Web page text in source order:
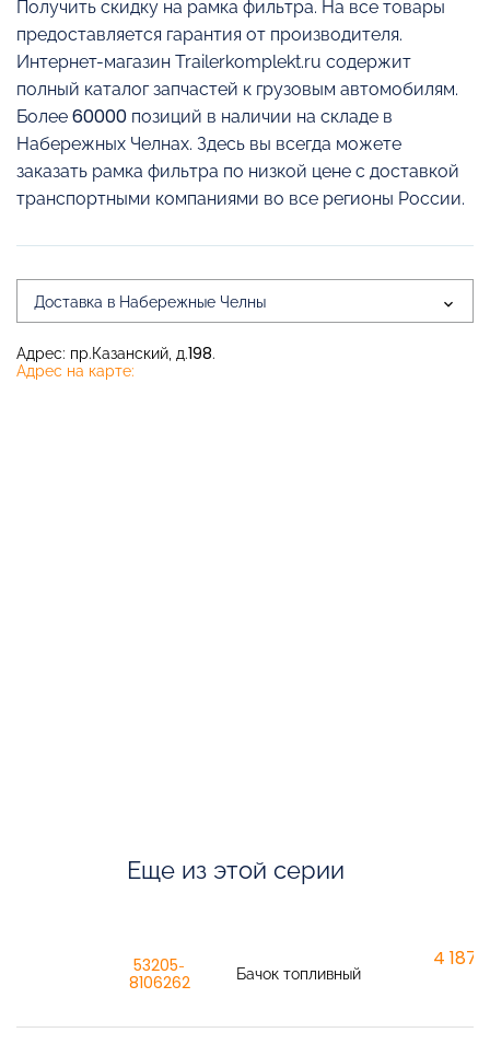
Получить скидку на рамка фильтра. На все товары
предоставляется гарантия от производителя.
Интернет-магазин Trailerkomplekt.ru содержит
полный каталог запчастей к грузовым автомобилям.
Более 60000 позиций в наличии на складе в
Набережных Челнах. Здесь вы всегда можете
заказать рамка фильтра по низкой цене с доставкой
транспортными компаниями во все регионы России.
Доставка в Набережные Челны
Адрес: пр.Казанский, д.198.
Адрес на карте:
Еще из этой серии
53205-
8106262
Бачок топливный
4